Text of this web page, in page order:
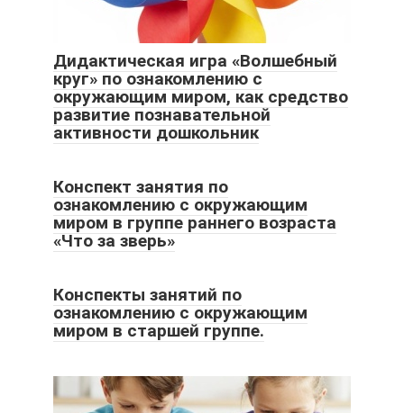
Дидактическая игра «Волшебный
круг» по ознакомлению с
окружающим миром, как средство
развитие познавательной
активности дошкольник
Конспект занятия по
ознакомлению с окружающим
миром в группе раннего возраста
«Что за зверь»
Конспекты занятий по
ознакомлению с окружающим
миром в старшей группе.